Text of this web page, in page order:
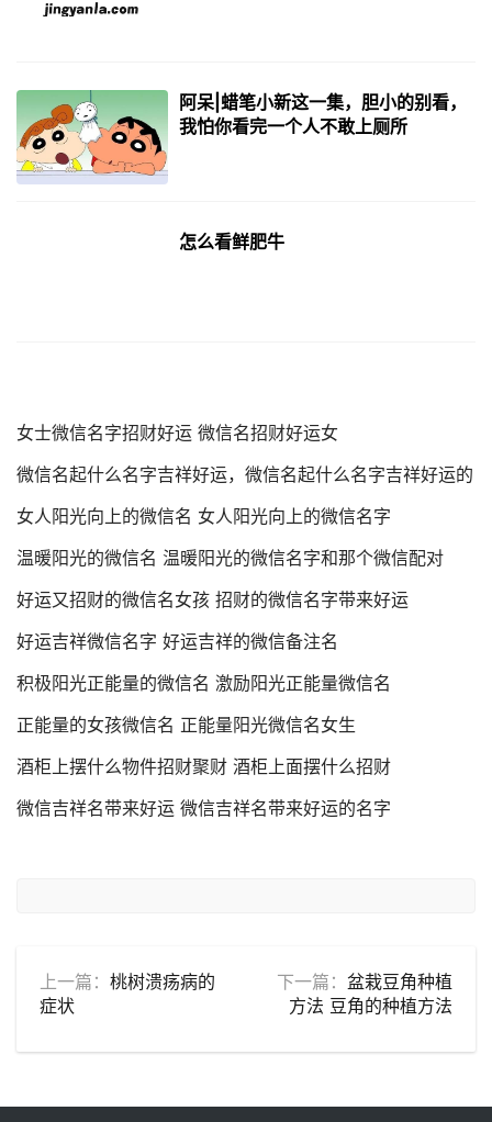
阿呆|蜡笔小新这一集，胆小的别看，
我怕你看完一个人不敢上厕所
怎么看鲜肥牛
女士微信名字招财好运 微信名招财好运女
微信名起什么名字吉祥好运，微信名起什么名字吉祥好运的
女人阳光向上的微信名 女人阳光向上的微信名字
温暖阳光的微信名 温暖阳光的微信名字和那个微信配对
好运又招财的微信名女孩 招财的微信名字带来好运
好运吉祥微信名字 好运吉祥的微信备注名
积极阳光正能量的微信名 激励阳光正能量微信名
正能量的女孩微信名 正能量阳光微信名女生
酒柜上摆什么物件招财聚财 酒柜上面摆什么招财
微信吉祥名带来好运 微信吉祥名带来好运的名字
上一篇： 桃树溃疡病的
症状
下一篇： 盆栽豆角种植
方法 豆角的种植方法